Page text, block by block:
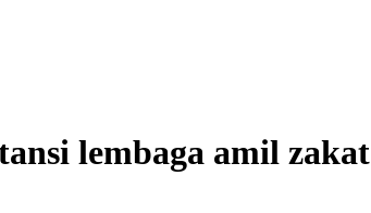
lembaga amil zakat